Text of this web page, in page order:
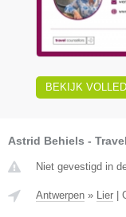
BEKIJK
Astrid Behiels -
Niet gevestigd in
Antwerpen » Lier